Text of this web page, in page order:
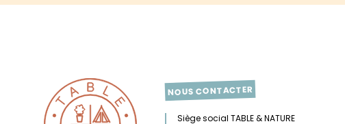
NOUS CONTACTER
Siège social TABLE & NATURE